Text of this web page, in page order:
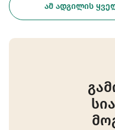
ᲐᲛ ᲐᲓᲒᲘᲚᲘᲡ